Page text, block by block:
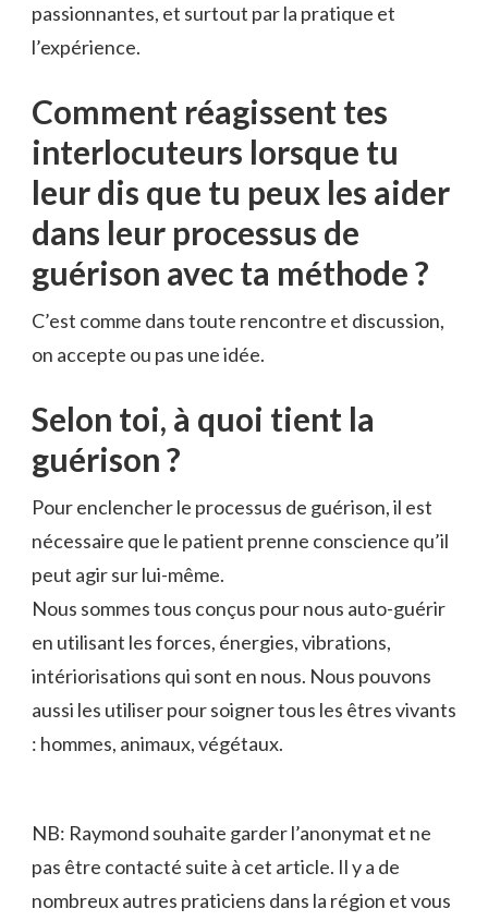
passionnantes, et surtout par la pratique et
l’expérience.
Comment réagissent tes
interlocuteurs lorsque tu
leur dis que tu peux les aider
dans leur processus de
guérison avec ta méthode ?
C’est comme dans toute rencontre et discussion,
on accepte ou pas une idée.
Selon toi, à quoi tient la
guérison ?
Pour enclencher le processus de guérison, il est
nécessaire que le patient prenne conscience qu’il
peut agir sur lui-même.
Nous sommes tous conçus pour nous auto-guérir
en utilisant les forces, énergies, vibrations,
intériorisations qui sont en nous. Nous pouvons
aussi les utiliser pour soigner tous les êtres vivants
: hommes, animaux, végétaux.
NB: Raymond souhaite garder l’anonymat et ne
pas être contacté suite à cet article. Il y a de
nombreux autres praticiens dans la région et vous